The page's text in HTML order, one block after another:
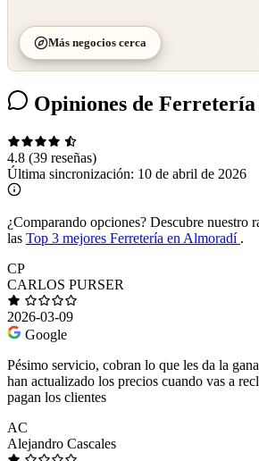
Más negocios cerca
Opiniones de
4.8 (39 reseñas)
Última sincronización: 10 de abril de 2026
¿Comparando opciones? Descubre nuestro
las Top 3 mejores Ferretería en Almoradí .
CP
CARLOS PURSER
2026-03-09
Google
Pésimo servicio, cobran lo que les da la
han actualizado los precios cuando vas a
pagan los clientes
AC
Alejandro Cascales